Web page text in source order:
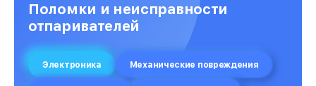
Поломки и неисправности
отпаривателей
Электроника Механические повреждения